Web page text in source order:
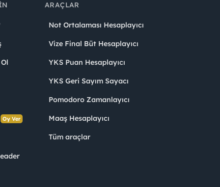
Oy Ver
ARAÇLAR
Not Ortalaması Hesaplayıcı
Vize Final Büt Hesaplayıcı
YKS Puan Hesaplayıcı
YKS Geri Sayım Sayacı
Pomodoro Zamanlayıcı
Maaş Hesaplayıcı
Tüm araçlar